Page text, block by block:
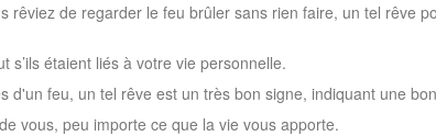
de regarder le feu brûler sans rien faire, un tel rêve
étaient liés à votre vie personnelle.
d'un feu, un tel rêve est un très bon signe, indiquant une
vous, peu importe ce que la vie vous apporte.